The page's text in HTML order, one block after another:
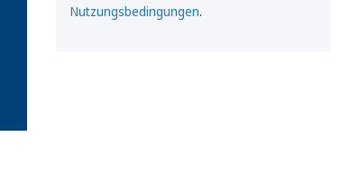
Nutzungsbedingungen.